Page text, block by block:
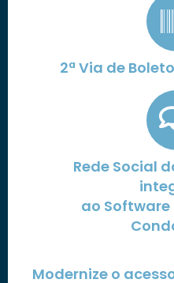
2ª Via de
Rede Social
ao
Modernize o